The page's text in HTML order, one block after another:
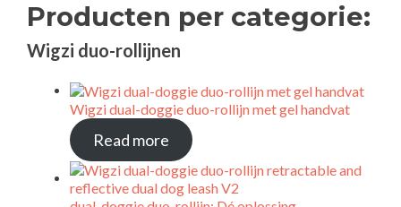
Producten per categorie:
Wigzi duo-rollijnen
Wigzi dual-doggie duo-rollijn met gel handvat
Read more